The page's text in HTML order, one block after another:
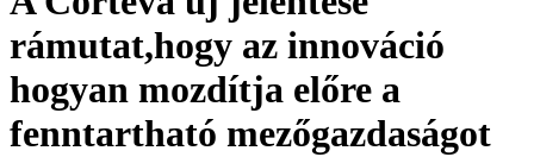
rámutat,hogy az innováció
hogyan mozdítja előre a
fenntartható mezőgazdaságot